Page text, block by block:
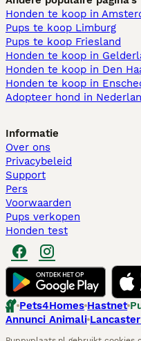
Honden te koop in
Pups te koop Limburg​
Pups te koop Friesland​
Honden te koop in
Honden te koop in Den
Honden te koop in
Adopteer hond in
Informatie
Over ons
Privacybeleid
Support
Pers
Voorwaarden
Pups verkopen
Honden test
Pets4Homes Hastnet
Annunci Animali